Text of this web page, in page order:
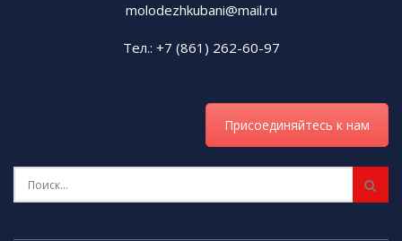
molodezhkubani@mail.ru
Тел.: +7 (861) 262-60-97
Присоединяйтесь к нам